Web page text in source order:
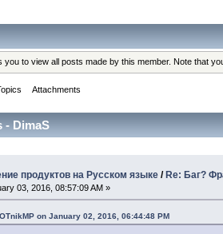
you to view all posts made by this member. Note that
Attachments
- DimaS
продуктов на Русском языке / Re: Баг?
03, 2016, 08:57:09 AM »
on January 02, 2016, 06:44:48 PM